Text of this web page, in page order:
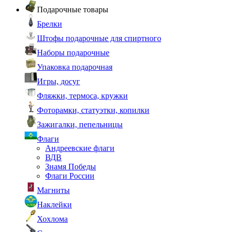
Подарочные товары
Брелки
Штофы подарочные для спиртного
Наборы подарочные
Упаковка подарочная
Игры, досуг
Фляжки, термоса, кружки
Фоторамки, статуэтки, копилки
Зажигалки, пепельницы
Флаги
Андреевские флаги
ВДВ
Знамя Победы
Флаги России
Магниты
Наклейки
Хохлома